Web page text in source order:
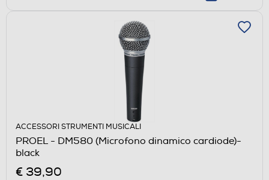
ACCESSORI STRUMENTI MUSICALI
PROEL - DM580 (Microfono dinamico cardiode)-
black
€ 39,90